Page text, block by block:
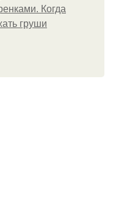
Когда
груши